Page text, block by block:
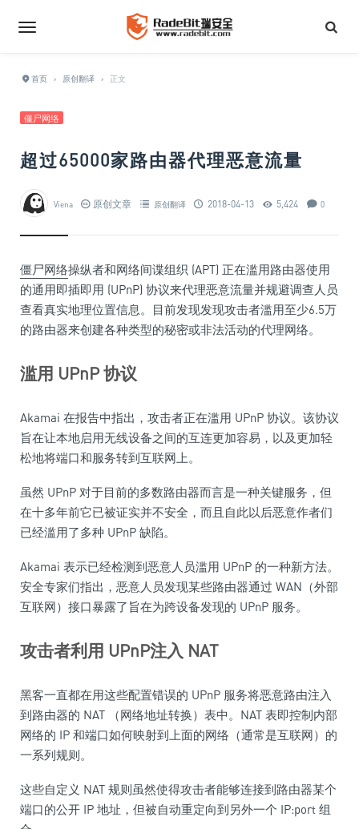
首页 › 原创翻译 › 正文
僵尸网络
超过65000家路由器代理恶意流量
Viena 原创文章 原创翻译 2018-04-13 5,424 0
僵尸网络操纵者和网络间谍组织 (APT) 正在滥用路由器使用
的通用即插即用 (UPnP) 协议来代理恶意流量并规避调查人员
查看真实地理位置信息。目前发现发现攻击者滥用至少6.5万
的路由器来创建各种类型的秘密或非法活动的代理网络。
滥用 UPnP协议
Akamai 在报告中指出，攻击者正在滥用 UPnP 协议。该协议
旨在让本地启用无线设备之间的互连更加容易，以及更加轻
松地将端口和服务转到互联网上。
虽然 UPnP 对于目前的多数路由器而言是一种关键服务，但
在十多年前它已被证实并不安全，而且自此以后恶意作者们
已经滥用了多种 UPnP 缺陷。
Akamai 表示已经检测到恶意人员滥用 UPnP 的一种新方法。
安全专家们指出，恶意人员发现某些路由器通过 WAN（外部
互联网）接口暴露了旨在为跨设备发现的 UPnP 服务。
攻击者利用 UPnP注入 NAT
黑客一直都在用这些配置错误的 UPnP 服务将恶意路由注入
到路由器的 NAT （网络地址转换）表中。NAT 表即控制内部
网络的 IP 和端口如何映射到上面的网络（通常是互联网）的
一系列规则。
这些自定义 NAT 规则虽然使得攻击者能够连接到路由器某个
端口的公开 IP 地址，但被自动重定向到另外一个 IP:port 组